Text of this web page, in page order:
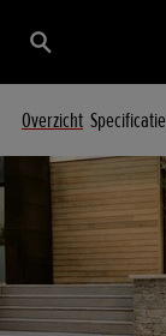
Overzicht